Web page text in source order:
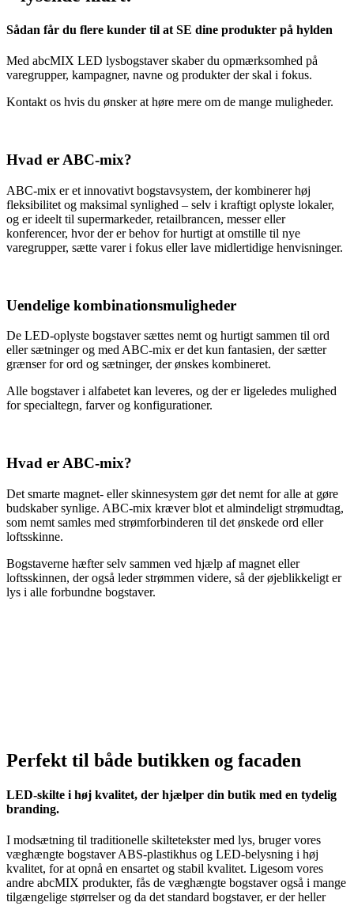
Sådan får du flere kunder til at SE dine produkter på hylden
Med abcMIX LED lysbogstaver skaber du opmærksomhed på
varegrupper, kampagner, navne og produkter der skal i fokus.
Kontakt os hvis du ønsker at høre mere om de mange muligheder.
Hvad er ABC-mix?
ABC-mix er et innovativt bogstavsystem, der kombinerer høj
fleksibilitet og maksimal synlighed – selv i kraftigt oplyste lokaler,
og er ideelt til supermarkeder, retailbrancen, messer eller
konferencer, hvor der er behov for hurtigt at omstille til nye
varegrupper, sætte varer i fokus eller lave midlertidige henvisninger.
Uendelige kombinationsmuligheder
De LED-oplyste bogstaver sættes nemt og hurtigt sammen til ord
eller sætninger og med ABC-mix er det kun fantasien, der sætter
grænser for ord og sætninger, der ønskes kombineret.
Alle bogstaver i alfabetet kan leveres, og der er ligeledes mulighed
for specialtegn, farver og konfigurationer.
Hvad er ABC-mix?
Det smarte magnet- eller skinnesystem gør det nemt for alle at gøre
budskaber synlige. ABC-mix kræver blot et almindeligt strømudtag,
som nemt samles med strømforbinderen til det ønskede ord eller
loftsskinne.
Bogstaverne hæfter selv sammen ved hjælp af magnet eller
loftsskinnen, der også leder strømmen videre, så der øjeblikkeligt er
lys i alle forbundne bogstaver.
Perfekt til både butikken og facaden
LED-skilte i høj kvalitet, der hjælper din butik med en tydelig
branding.
I modsætning til traditionelle skiltetekster med lys, bruger vores
væghængte bogstaver ABS-plastikhus og LED-belysning i høj
kvalitet, for at opnå en ensartet og stabil kvalitet. Ligesom vores
andre abcMIX produkter, fås de væghængte bogstaver også i mange
tilgængelige størrelser og da det standard bogstaver, er der heller